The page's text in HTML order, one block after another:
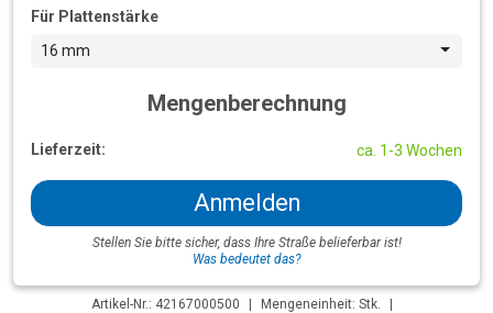
Für Plattenstärke
16 mm
Mengenberechnung
Lieferzeit: ca. 1-3 Wochen
Anmelden
Stellen Sie bitte sicher, dass Ihre Straße belieferbar ist!
Was bedeutet das?
Artikel-Nr.: 42167000500 | Mengeneinheit: Stk.
|